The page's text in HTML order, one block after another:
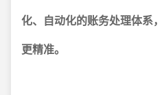
化、自动化的账务处理体系
更精准。